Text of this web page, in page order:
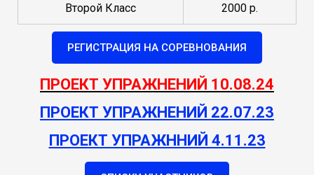
Второй Класс 2000 р.
РЕГИСТРАЦИЯ НА СОРЕВНОВАНИЯ
ПРОЕКТ УПРАЖНЕНИЙ 10.08.24
ПРОЕКТ УПРАЖНЕНИЙ 22.07.23
ПРОЕКТ УПРАЖННИЙ 4.11.23